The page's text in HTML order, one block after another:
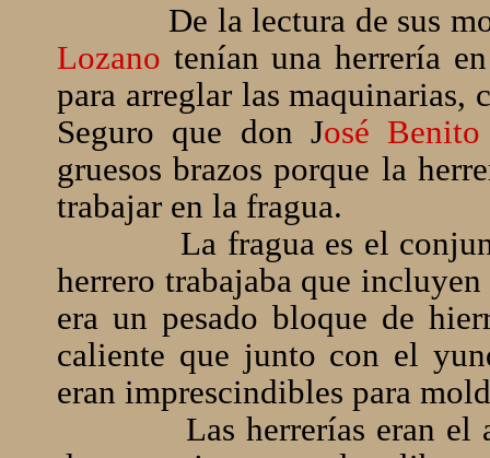
De la lectura de sus
Lozano tenían una herrería
para arreglar las maquinarias,
Seguro que don José
gruesos brazos porque la
trabajar en la fragua.
La fragua es el
herrero trabajaba que
era un pesado bloque de
caliente que junto con el
eran imprescindibles para
Las herrerías eran el